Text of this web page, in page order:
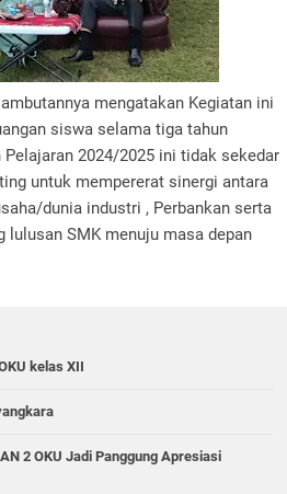
mengatakan Kegiatan ini
siswa selama tiga tahun
2024/2025 ini tidak sekedar
untuk mempererat sinergi antara
dunia industri , Perbankan serta
lulusan SMK menuju masa depan
kelas XII
2 OKU Jadi Panggung Apresiasi